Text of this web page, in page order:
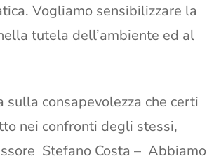
Vogliamo sensibilizzare la
tutela dell’ambiente ed al
consapevolezza che certi
nei confronti degli stessi,
Stefano Costa – Abbiamo